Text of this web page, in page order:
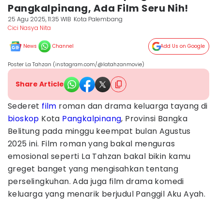
Pangkalpinang, Ada Film Seru Nih!
25 Agu 2025, 11:35 WIB Kota Palembang
Cici Nasya Nita
News Channel Add Us on Google
Poster La Tahzan (instagram.com/@latahzanmovie)
Share Article
Sederet film roman dan drama keluarga tayang di
bioskop Kota Pangkalpinang, Provinsi Bangka
Belitung pada minggu keempat bulan Agustus
2025 ini. Film roman yang bakal menguras
emosional seperti La Tahzan bakal bikin kamu
greget banget yang mengisahkan tentang
perselingkuhan. Ada juga film drama komedi
keluarga yang menarik berjudul Panggil Aku Ayah.